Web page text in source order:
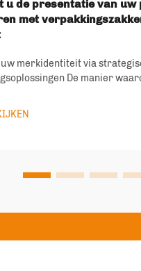
u de presentatie van
met
merkidentiteit via
De manier
toewijding aan kwaliteit. In